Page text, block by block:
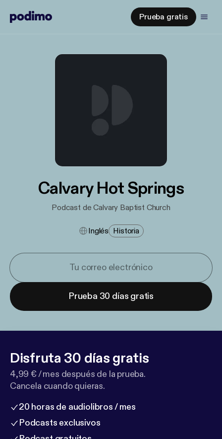
Prueba gratis
Calvary Hot Springs
Podcast de Calvary Baptist Church
Inglés Historia
Prueba 30 días gratis
Disfruta 30 días gratis
4,99 € / mes después de la prueba.
Cancela cuando quieras.
20 horas de audiolibros / mes
Podcasts exclusivos